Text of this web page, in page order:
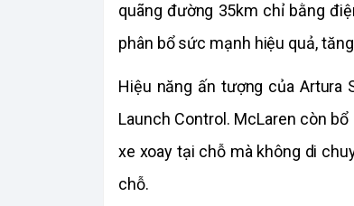
quãng đường 35km chỉ bằng
phân bổ sức mạnh hiệu quả,
Hiệu năng ấn tượng của
Launch Control. McLaren còn
xe xoay tại chỗ mà không di
chỗ.